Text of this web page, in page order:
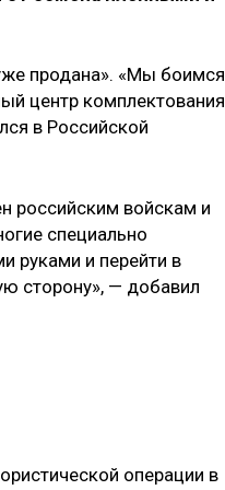
продана». «Мы боимся
центр комплектования
в Российской
российским войскам и
специально
руками и перейти в
сторону», — добавил
операции в